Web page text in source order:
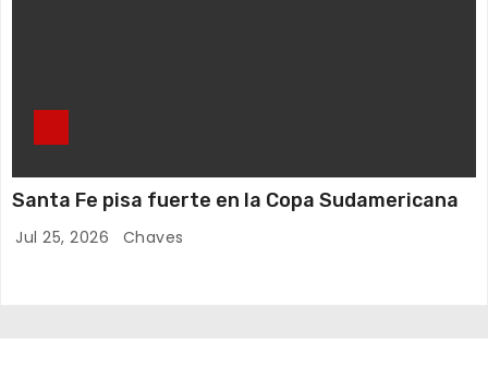
Santa Fe pisa fuerte en la Copa Sudamericana
Jul 25, 2026 Chaves